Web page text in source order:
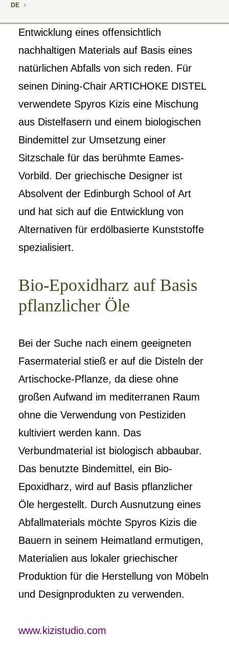
DE
Entwicklung eines offensichtlich
nachhaltigen Materials auf Basis eines
natürlichen Abfalls von sich reden. Für
seinen Dining-Chair ARTICHOKE DISTEL
verwendete Spyros Kizis eine Mischung
aus Distelfasern und einem biologischen
Bindemittel zur Umsetzung einer
Sitzschale für das berühmte Eames-
Vorbild. Der griechische Designer ist
Absolvent der Edinburgh School of Art
und hat sich auf die Entwicklung von
Alternativen für erdölbasierte Kunststoffe
spezialisiert.
Bio-Epoxidharz auf Basis
pflanzlicher Öle
Bei der Suche nach einem geeigneten
Fasermaterial stieß er auf die Disteln der
Artischocke-Pflanze, da diese ohne
großen Aufwand im mediterranen Raum
ohne die Verwendung von Pestiziden
kultiviert werden kann. Das
Verbundmaterial ist biologisch abbaubar.
Das benutzte Bindemittel, ein Bio-
Epoxidharz, wird auf Basis pflanzlicher
Öle hergestellt. Durch Ausnutzung eines
Abfallmaterials möchte Spyros Kizis die
Bauern in seinem Heimatland ermutigen,
Materialien aus lokaler griechischer
Produktion für die Herstellung von Möbeln
und Designprodukten zu verwenden.
www.kizistudio.com